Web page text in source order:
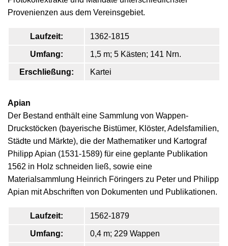
Provenienzen aus dem Vereinsgebiet.
Laufzeit: 1362-1815
Umfang: 1,5 m; 5 Kästen; 141 Nrn.
Erschließung: Kartei
Apian
Der Bestand enthält eine Sammlung von Wappen-
Druckstöcken (bayerische Bistümer, Klöster, Adelsfamilien,
Städte und Märkte), die der Mathematiker und Kartograf
Philipp Apian (1531-1589) für eine geplante Publikation
1562 in Holz schneiden ließ, sowie eine
Materialsammlung Heinrich Föringers zu Peter und Philipp
Apian mit Abschriften von Dokumenten und Publikationen.
Laufzeit: 1562-1879
Umfang: 0,4 m; 229 Wappen